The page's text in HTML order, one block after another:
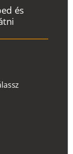
lassz
ed és
tni